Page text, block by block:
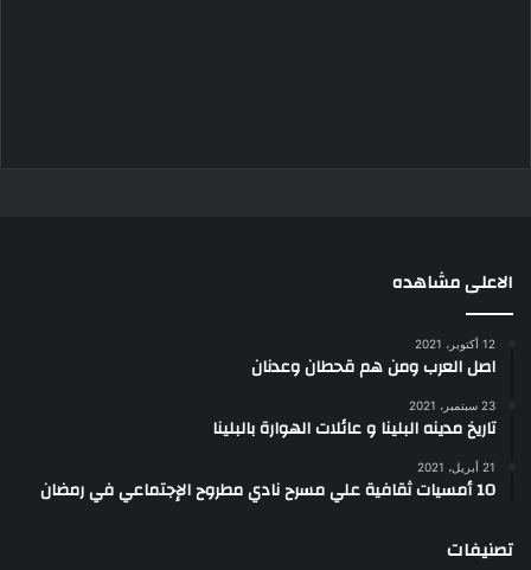
الاعلى مشاهده
12 أكتوبر، 2021
اصل العرب ومن هم قحطان وعدنان
23 سبتمبر، 2021
تاريخ مدينه البلينا و عائلات الهوارة بالبلينا
21 أبريل، 2021
10 أمسيات ثقافية علي مسرح نادي مطروح الإجتماعي في رمضان
تصنيفات